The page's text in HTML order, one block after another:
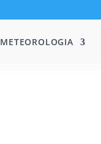
METEOROLOGIA